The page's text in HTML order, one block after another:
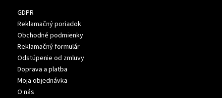
GDPR
Reklamačný poriadok
Obchodné podmienky
Reklamačný formulár
Odstúpenie od zmluvy
Doprava a platba
Moja objednávka
O nás